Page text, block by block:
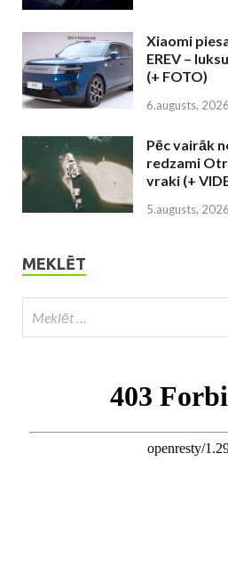
Xiaomi
EREV –
(+ FOTO)
6.augusts, 2026
Pēc vairāk
redzami
vraki (+
5.augusts, 2026
MEKLĒT